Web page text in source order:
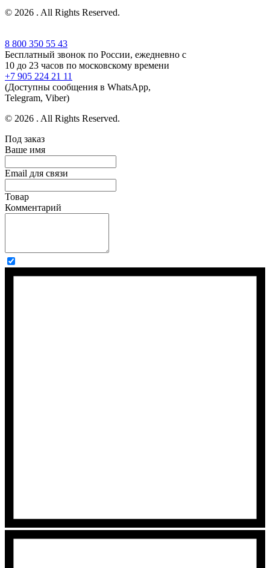
© 2026 . All Rights Reserved.
8 800 350 55 43
Бесплатный звонок по России, ежедневно с
10 до 23 часов по московскому времени
+7 905 224 21 11
(Доступны сообщения в WhatsApp,
Telegram, Viber)
© 2026 . All Rights Reserved.
Под заказ
Ваше имя
Email для связи
Товар
Комментарий